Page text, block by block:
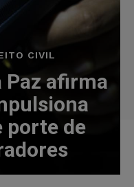
CIVIL
afirma
porte de